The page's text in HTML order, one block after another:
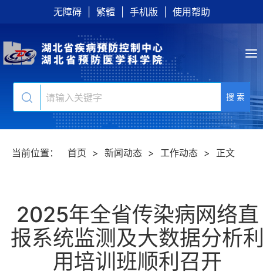
无障碍 繁體 手机版 使用帮助
搜 索
当前位置： 首页 > 新闻动态 > 工作动态 > 正文
2025年全省传染病网络直
报系统监测及大数据分析
用培训班顺利召开